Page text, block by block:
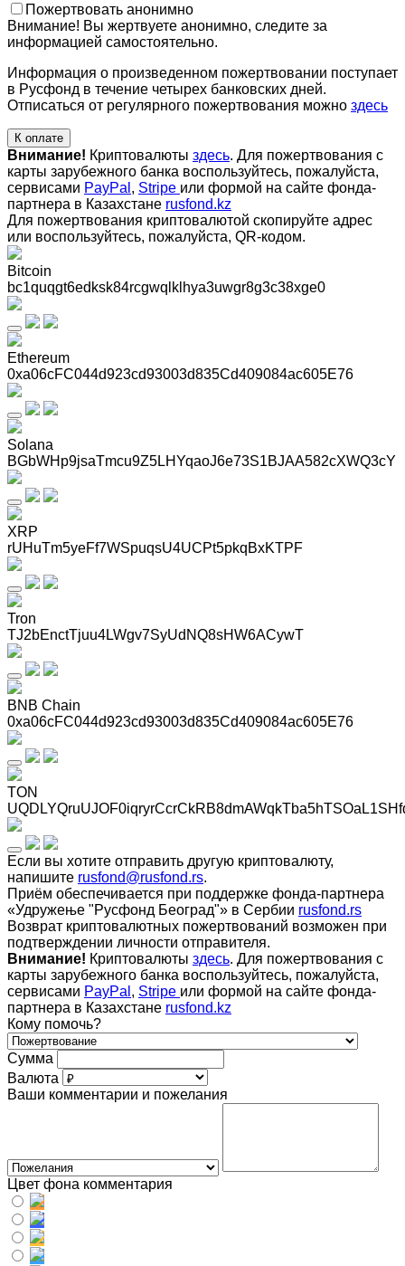
Пожертвовать анонимно
Внимание! Вы жертвуете анонимно, следите за
информацией самостоятельно.
Информация о произведенном пожертвовании поступает
в Русфонд в течение четырех банковских дней.
Отписаться от регулярного пожертвования можно здесь
К оплате
Внимание! Криптовалюты здесь. Для пожертвования с
карты зарубежного банка воспользуйтесь, пожалуйста,
сервисами PayPal , Stripe или формой на сайте фонда-
партнера в Казахстане rusfond.kz
Для пожертвования криптовалютой скопируйте адрес
или воспользуйтесь, пожалуйста, QR-кодом.
Bitcoin
bc1quqgt6edksk84rcgwqlklhya3uwgr8g3c38xge0
Ethereum
0xa06cFC044d923cd93003d835Cd409084ac605E76
Solana
BGbWHp9jsaTmcu9Z5LHYqaoJ6e73S1BJAA582cXWQ3cY
XRP
rUHuTm5yeFf7WSpuqsU4UCPt5pkqBxKTPF
Tron
TJ2bEnctTjuu4LWgv7SyUdNQ8sHW6ACywT
BNB Chain
0xa06cFC044d923cd93003d835Cd409084ac605E76
TON
Если вы хотите отправить другую криптовалюту,
напишите rusfond@rusfond.rs.
Приём обеспечивается при поддержке фонда-партнера
«Удружење "Русфонд Београд"» в Сербии rusfond.rs
Возврат криптовалютных пожертвований возможен при
подтверждении личности отправителя.
Внимание! Криптовалюты здесь. Для пожертвования с
карты зарубежного банка воспользуйтесь, пожалуйста,
сервисами PayPal , Stripe или формой на сайте фонда-
партнера в Казахстане rusfond.kz
Кому помочь?
Сумма
Валюта
Ваши комментарии и пожелания
Цвет фона комментария